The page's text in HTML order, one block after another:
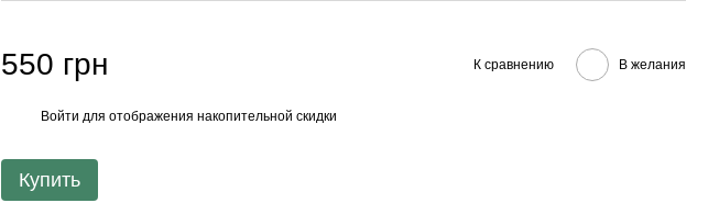
550 грн К сравнению В желания
Войти для отображения накопительной скидки
Купить